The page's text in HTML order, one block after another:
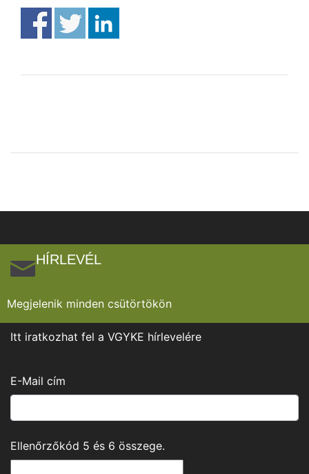
HÍRLEVÉL
Megjelenik minden csütörtökön
Itt iratkozhat fel a VGYKE hírlevelére
E-Mail cím
Ellenőrzőkód 5 és 6 összege.